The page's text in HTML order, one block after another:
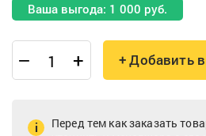
Ваша выгода: 1 000 руб.
– + + Добавить
Перед тем как заказать